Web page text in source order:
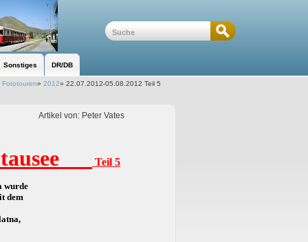
Sonstiges DR/DB
Fototouren»2012»22.07.2012-05.08.2012 Teil 5
Artikel von: Peter Vates
Teil 5
wurde
dem